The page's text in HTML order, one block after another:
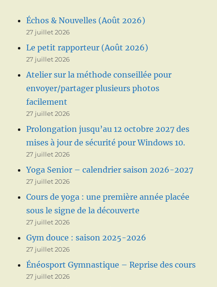
Échos & Nouvelles (Août 2026)
27 juillet 2026
Le petit rapporteur (Août 2026)
27 juillet 2026
Atelier sur la méthode conseillée pour
envoyer/partager plusieurs photos
facilement
27 juillet 2026
Prolongation jusqu’au 12 octobre 2027 des
mises à jour de sécurité pour Windows 10.
27 juillet 2026
Yoga Senior – calendrier saison 2026-2027
27 juillet 2026
Cours de yoga : une première année placée
sous le signe de la découverte
27 juillet 2026
Gym douce : saison 2025-2026
27 juillet 2026
Énéosport Gymnastique – Reprise des cours
27 juillet 2026